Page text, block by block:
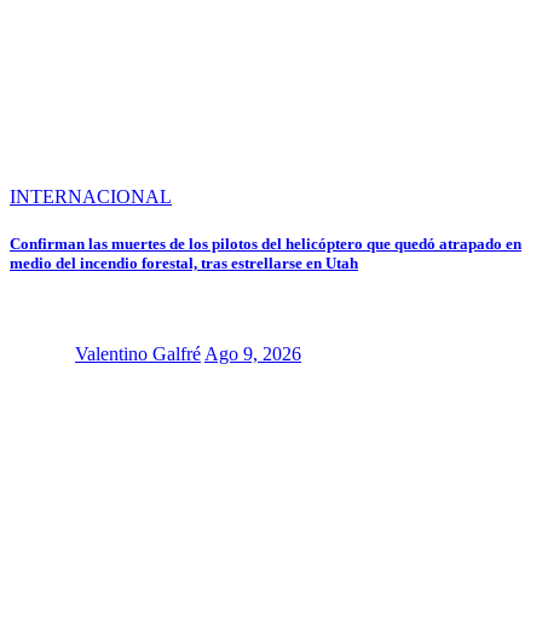
INTERNACIONAL
Confirman las muertes de los pilotos del helicóptero que quedó atrapado en
medio del incendio forestal, tras estrellarse en Utah
Valentino GalfréAgo 9, 2026